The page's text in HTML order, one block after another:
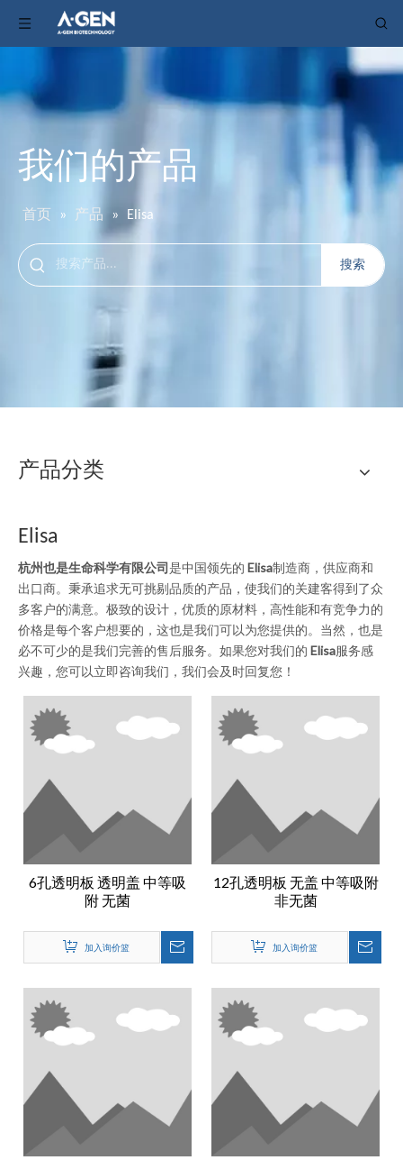
我们的产品
首页 » 产品 » Elisa
搜索
产品分类
Elisa
杭州也是生命科学有限公司是中国领先的 Elisa制造商，供应商和
出口商。秉承追求无可挑剔品质的产品，使我们的关建客得到了众
多客户的满意。极致的设计，优质的原材料，高性能和有竞争力的
价格是每个客户想要的，这也是我们可以为您提供的。当然，也是
必不可少的是我们完善的售后服务。如果您对我们的 Elisa服务感
兴趣，您可以立即咨询我们，我们会及时回复您！
6孔透明板 透明盖 中等吸
附 无菌
加入询价篮
12孔透明板 无盖 中等吸附
非无菌
加入询价篮